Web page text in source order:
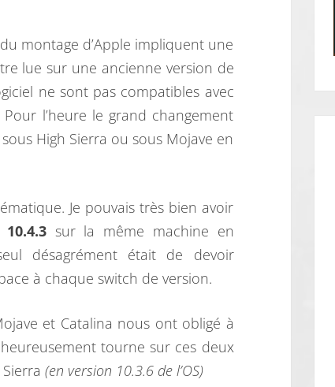
montage d’Apple impliquent une
lue sur une ancienne version de
ne sont pas compatibles avec
Pour l’heure le grand changement
High Sierra ou sous Mojave en
Je pouvais très bien avoir
10.4.3sur la même machine en
désagrément était de devoir
à chaque switch de version.
et Catalina nous ont obligé à
tourne sur ces deux
(en version 10.3.6 de l’OS)